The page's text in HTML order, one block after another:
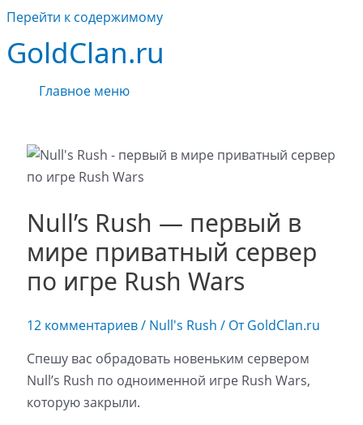
Перейти к содержимому
GoldClan.ru
Главное меню
Null’s Rush — первый в
мире приватный сервер
по игре Rush Wars
12 комментариев/ Null's Rush / От GoldClan.ru
Спешу вас обрадовать новеньким сервером
Null’s Rush по одноименной игре Rush Wars,
которую закрыли.